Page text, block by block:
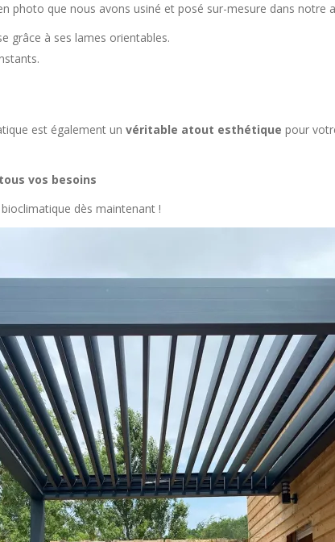
photo que nous avons usiné et posé sur-mesure dans notre
grâce à ses lames orientables.
est également un véritable atout esthétique pour
vos besoins
dès maintenant !